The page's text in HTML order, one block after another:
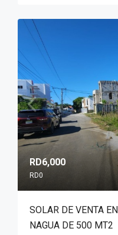
RD6,000
RD0
SOLAR DE VENTA
NAGUA DE 500 MT2